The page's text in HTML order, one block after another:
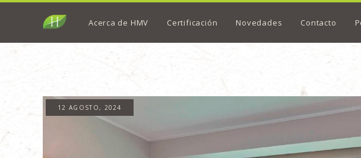
Acerca de HMV Certificación Novedades Contacto
12 AGOSTO, 2024